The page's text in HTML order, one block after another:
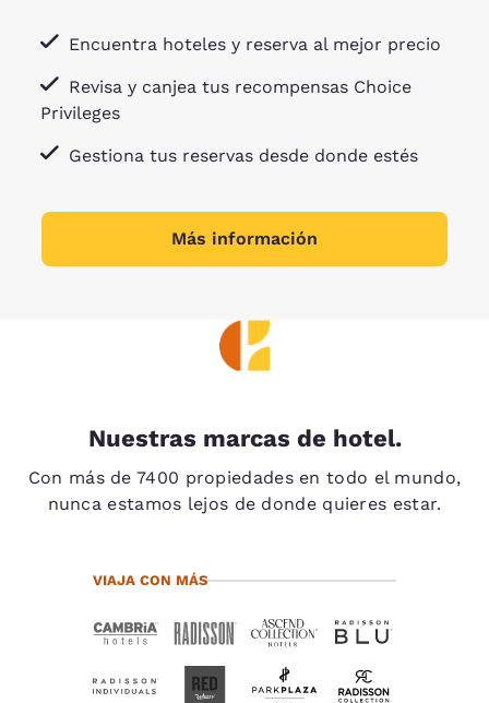
Encuentra hoteles y reserva al mejor precio
Revisa y canjea tus recompensas Choice
Privileges
Gestiona tus reservas desde donde estés
Más información
Nuestras marcas de hotel.
Con más de 7400 propiedades en todo el mundo,
nunca estamos lejos de donde quieres estar.
VIAJA CON MÁS